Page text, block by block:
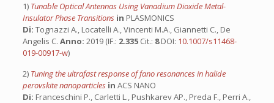
1) Tunable Optical Antennas Using Vanadium Dioxide Metal-
Insulator Phase Transitions in PLASMONICS
Di: Tognazzi A., Locatelli A., Vincenti M.A., Giannetti C., De
Angelis C. Anno: 2019 (IF.: 2.335 Cit.: 8DOI: 10.1007/s11468-
019-00917-w)
2) Tuning the ultrafast response of fano resonances in halide
perovskite nanoparticles in ACS NANO
Di: Franceschini P., Carletti L., Pushkarev AP., Preda F., Perri A.,